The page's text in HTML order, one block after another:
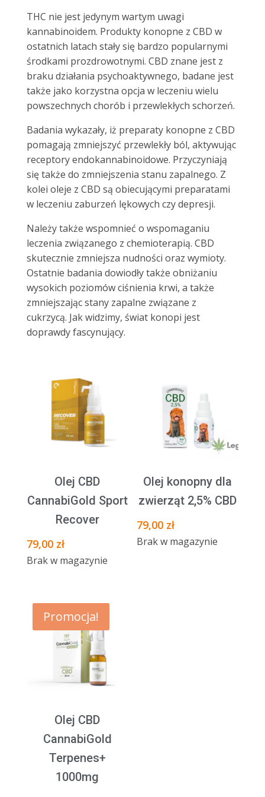
THC nie jest jedynym wartym uwagi
kannabinoidem. Produkty konopne z CBD w
ostatnich latach stały się bardzo popularnymi
środkami prozdrowotnymi. CBD znane jest z
braku działania psychoaktywnego, badane jest
także jako korzystna opcja w leczeniu wielu
powszechnych chorób i przewlekłych schorzeń.
Badania wykazały, iż preparaty konopne z CBD
pomagają zmniejszyć przewlekły ból, aktywując
receptory endokannabinoidowe. Przyczyniają
się także do zmniejszenia stanu zapalnego. Z
kolei oleje z CBD są obiecującymi preparatami
w leczeniu zaburzeń lękowych czy depresji.
Należy także wspomnieć o wspomaganiu
leczenia związanego z chemioterapią. CBD
skutecznie zmniejsza nudności oraz wymioty.
Ostatnie badania dowiodły także obniżaniu
wysokich poziomów ciśnienia krwi, a także
zmniejszając stany zapalne związane z
cukrzycą. Jak widzimy, świat konopi jest
doprawdy fascynujący.
Olej CBD
CannabiGold Sport
Recover
79,00 zł
Brak w magazynie
Olej konopny dla
zwierząt 2,5% CBD
79,00 zł
Brak w magazynie
Promocja!
Olej CBD
CannabiGold
Terpenes+
1000mg